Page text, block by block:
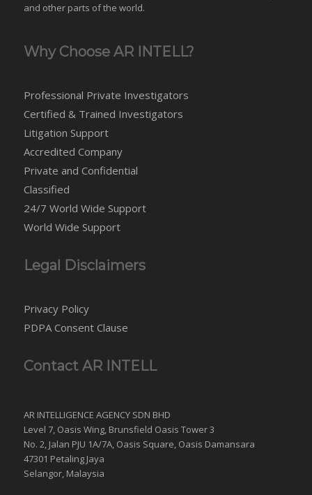
and other parts of the world.
Why Choose AR INTELL?
Professional Private Investigators
Certified & Trained Investigators
Litigation Support
Accredited Company
Private and Confidential
Classified
24/7 World Wide Support
World Wide Support
Legal Disclaimers
Privacy Policy
PDPA Consent Clause
Contact AR INTELL
AR INTELLIGENCE AGENCY SDN BHD
Level 7, Oasis Wing, Brunsfield Oasis Tower 3
No. 2, Jalan PJU 1A/7A, Oasis Square, Oasis Damansara
47301 Petaling Jaya
Selangor, Malaysia